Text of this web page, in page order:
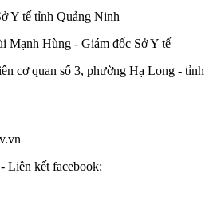
Y tế tỉnh Quảng Ninh
Mạnh Hùng - Giám đốc Sở Y tế
cơ quan số 3, phường Hạ Long - tỉnh
- Liên kết facebook: